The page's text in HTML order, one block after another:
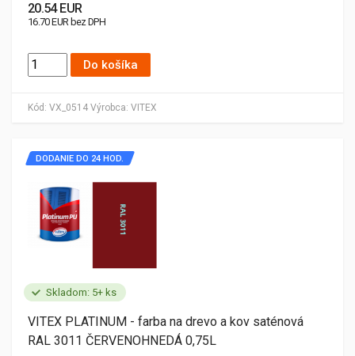
Kód: VX_0514 Výrobca: VITEX
20.54 EUR
16.70 EUR bez DPH
Do košíka
Skladom: 5+ ks
DODANIE DO 24 HOD.
VITEX PLATINUM - farba na drevo a kov saténová
RAL 3011 ČERVENOHNEDÁ 0,75L